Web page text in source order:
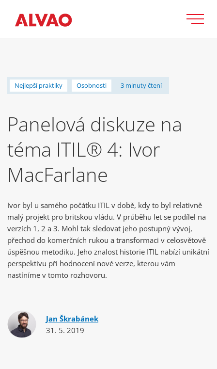
Nejlepší praktiky Osobnosti 3 minuty čtení
Panelová diskuze na
téma ITIL® 4: Ivor
MacFarlane
Ivor byl u samého počátku ITIL v době, kdy to byl relativně
malý projekt pro britskou vládu. V průběhu let se podílel na
verzích 1, 2 a 3. Mohl tak sledovat jeho postupný vývoj,
přechod do komerčních rukou a transformaci v celosvětově
úspěšnou metodiku. Jeho znalost historie ITIL nabízí unikátní
perspektivu při hodnocení nové verze, kterou vám
nastíníme v tomto rozhovoru.
Jan Škrabánek
31. 5. 2019